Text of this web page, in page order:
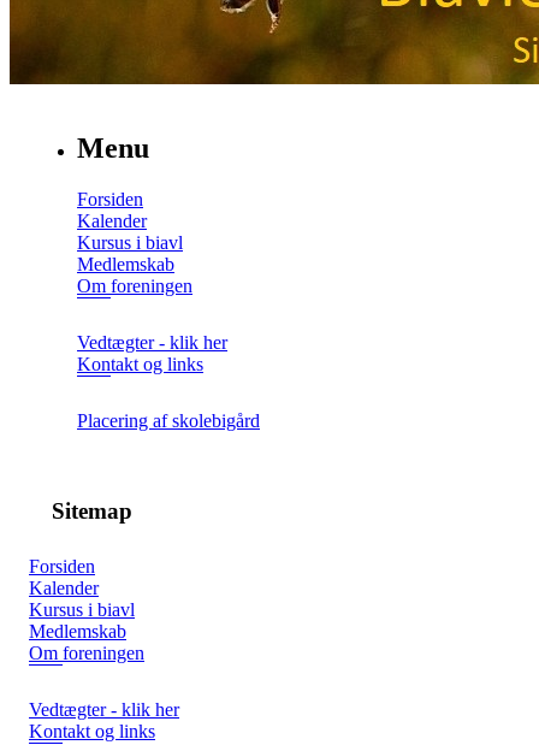
Menu
Forsiden
Kalender
Kursus i biavl
Medlemskab
Om foreningen
Vedtægter - klik her
Kontakt og links
Placering af skolebigård
Sitemap
Forsiden
Kalender
Kursus i biavl
Medlemskab
Om foreningen
Vedtægter - klik her
Kontakt og links